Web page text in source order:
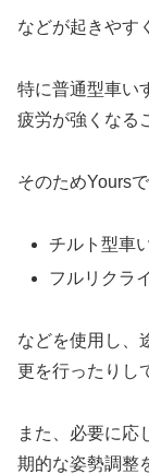
などが起きやす
特に普通型車い
疲労が強くなる
そのためYours
チルト型車
フルリクラ
などを使用し、
更を行ったりし
また、必要に応
期的な姿勢調整